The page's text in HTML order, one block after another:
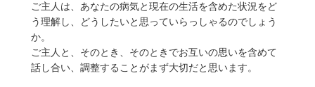
ご主人は、あなたの病気と現在の生活を含めた状況をど
う理解し、どうしたいと思っていらっしゃるのでしょう
か。
ご主人と、そのとき、そのときでお互いの思いを含めて
話し合い、調整することがまず大切だと思います。